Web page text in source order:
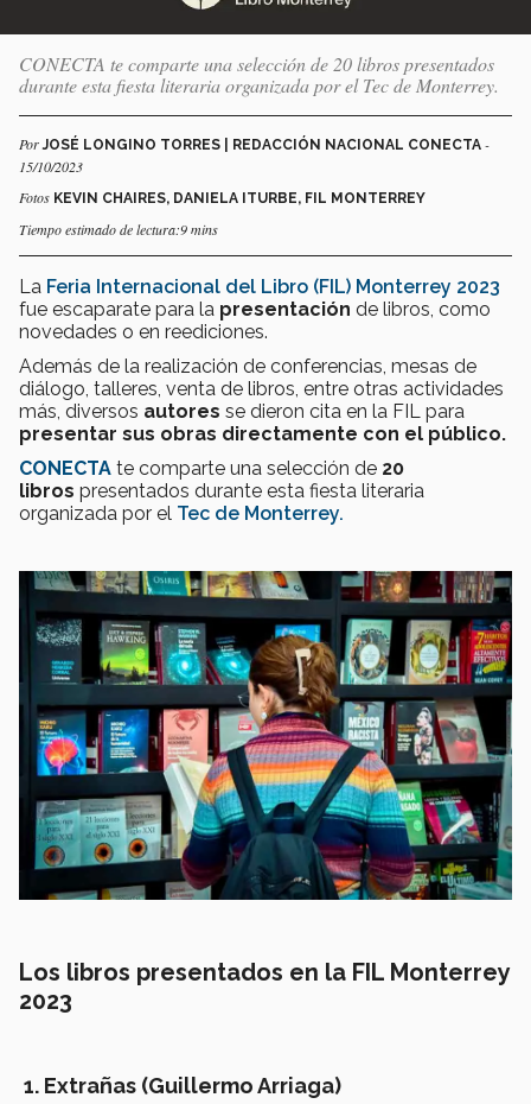
CONECTA te comparte una selección de 20 libros presentados
durante esta fiesta literaria organizada por el Tec de Monterrey.
PorJOSÉ LONGINO TORRES | REDACCIÓN NACIONAL CONECTA -
15/10/2023
Fotos KEVIN CHAIRES, DANIELA ITURBE, FIL MONTERREY
Tiempo estimado de lectura:9 mins
La Feria Internacional del Libro (FIL) Monterrey 2023
fue escaparate para la presentación de libros, como
novedades o en reediciones.
Además de la realización de conferencias, mesas de
diálogo, talleres, venta de libros, entre otras actividades
más, diversos autores se dieron cita en la FIL para
presentar sus obras directamente con el público.
CONECTA te comparte una selección de 20
libros presentados durante esta fiesta literaria
organizada por el Tec de Monterrey.
Los libros presentados en la FIL Monterrey
2023
1. Extrañas (Guillermo Arriaga)